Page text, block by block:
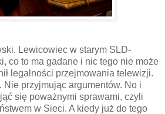
Lewicowiec w starym SLD-
co to ma gadane i nic tego nie może
legalności przejmowania telewizji.
Nie przyjmując argumentów. No i
się poważnymi sprawami, czyli
w Sieci. A kiedy już do tego